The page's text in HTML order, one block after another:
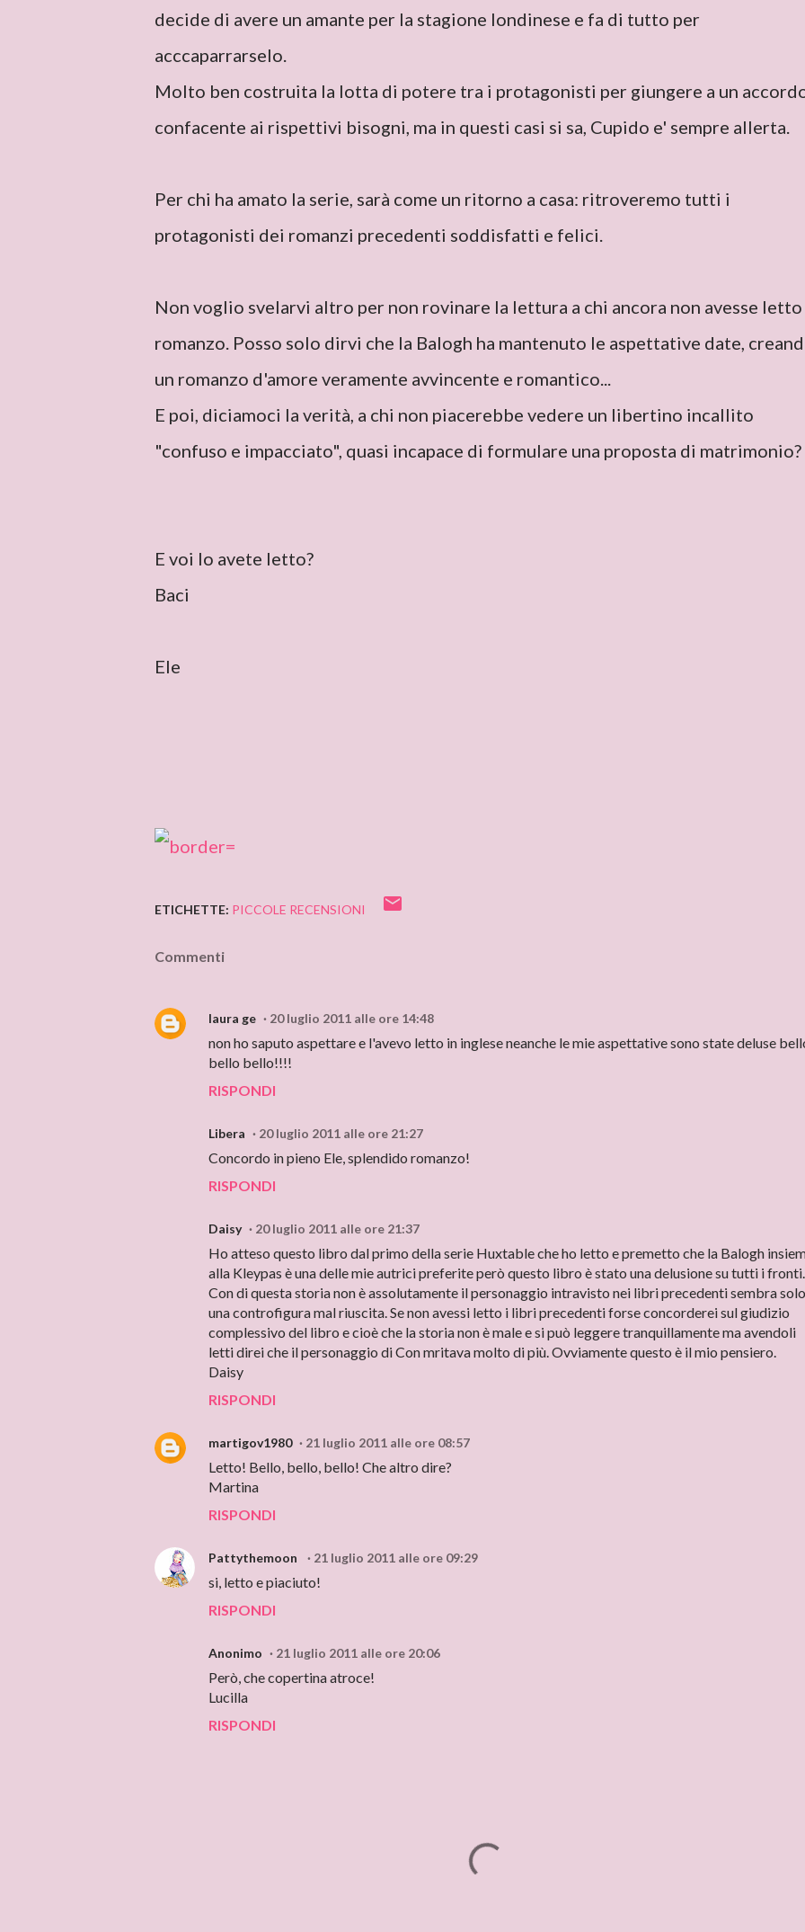
decide di avere un amante per la stagione londinese e fa di tutto per
acccaparrarselo.
Molto ben costruita la lotta di potere tra i protagonisti per giungere a un
confacente ai rispettivi bisogni, ma in questi casi si sa, Cupido e' sempre allerta.
Per chi ha amato la serie, sarà come un ritorno a casa: ritroveremo tutti i
protagonisti dei romanzi precedenti soddisfatti e felici.
Non voglio svelarvi altro per non rovinare la lettura a chi ancora non avesse
romanzo. Posso solo dirvi che la Balogh ha mantenuto le aspettative date,
un romanzo d'amore veramente avvincente e romantico...
E poi, diciamoci la verità, a chi non piacerebbe vedere un libertino incallito
"confuso e impacciato", quasi incapace di formulare una proposta di matrimonio?
E voi lo avete letto?
Baci
Ele
ETICHETTE: PICCOLE RECENSIONI
Commenti
laura ge 20 luglio 2011 alle ore 14:48
non ho saputo aspettare e l'avevo letto in inglese neanche le mie aspettative sono state deluse
bello bello!!!!
RISPONDI
Libera 20 luglio 2011 alle ore 21:27
Concordo in pieno Ele, splendido romanzo!
RISPONDI
Daisy 20 luglio 2011 alle ore 21:37
Ho atteso questo libro dal primo della serie Huxtable che ho letto e premetto che la Balogh
alla Kleypas è una delle mie autrici preferite però questo libro è stato una delusione su tutti i
Con di questa storia non è assolutamente il personaggio intravisto nei libri precedenti sembra solo
una controfigura mal riuscita. Se non avessi letto i libri precedenti forse concorderei sul giudizio
complessivo del libro e cioè che la storia non è male e si può leggere tranquillamente ma avendoli
letti direi che il personaggio di Con mritava molto di più. Ovviamente questo è il mio pensiero.
Daisy
RISPONDI
martigov1980 21 luglio 2011 alle ore 08:57
Letto! Bello, bello, bello! Che altro dire?
Martina
RISPONDI
Pattythemoon 21 luglio 2011 alle ore 09:29
si, letto e piaciuto!
RISPONDI
Anonimo 21 luglio 2011 alle ore 20:06
Però, che copertina atroce!
Lucilla
RISPONDI